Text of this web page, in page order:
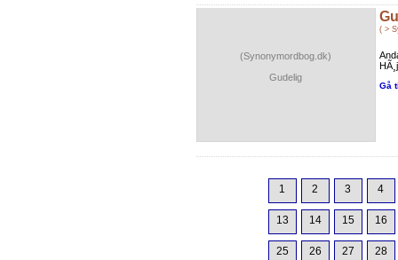
(Synonymordbog.dk)
Gudelig
( >
Gå
1 2 3 4
13 14 15 16
25 26 27 28